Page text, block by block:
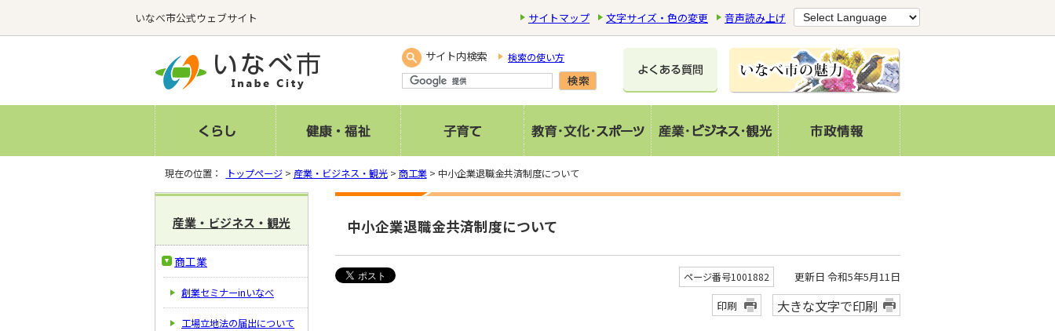
いなべ市公式ウェブサイト サイトマップ 文字サイズ・色の変更 音声読み上げ
サイト内検索 検索の使い方
現在の位置： トップページ> 産業・ビジネス・観光> 商工業> 中小企業退職金共済制度について
中小企業退職金共済制度について
ページ番号1001882
更新日 令和5年5月11日
印刷
大きな文字で印刷
産業・ビジネス・観光
商工業
創業セミナーinいなべ
工場立地法の届出について